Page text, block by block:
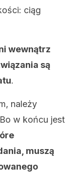
ciąg
wewnątrz
są
.
należy
w końcu jest
muszą